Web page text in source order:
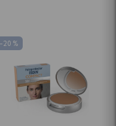
-20 %